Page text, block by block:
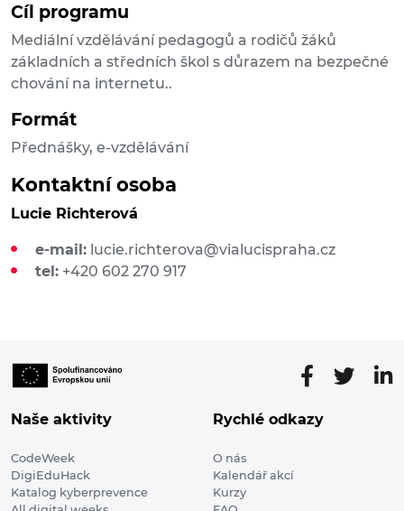
Cíl programu
Mediální vzdělávání pedagogů a rodičů žáků
základních a středních škol s důrazem na bezpečné
chování na internetu..
Formát
Přednášky, e-vzdělávání
Kontaktní osoba
Lucie Richterová
e-mail: lucie.richterova@vialucispraha.cz
tel: +420 602 270 917
Naše aktivity
CodeWeek
DigiEduHack
Katalog kyberprevence
Rychlé odkazy
O nás
Kalendář akcí
Kurzy